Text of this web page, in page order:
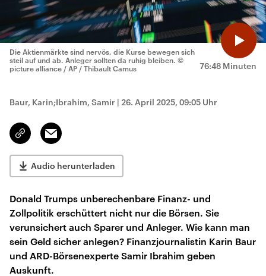
76:48 Minuten
Die Aktienmärkte sind nervös, die Kurse bewegen sich
steil auf und ab. Anleger sollten da ruhig bleiben. ©
picture alliance / AP / Thibault Camus
Baur, Karin;Ibrahim, Samir | 26. April 2025, 09:05 Uhr
Link
kopieren/teilen
Email
Audio herunterladen
Donald Trumps unberechenbare Finanz- und
Zollpolitik erschüttert nicht nur die Börsen. Sie
verunsichert auch Sparer und Anleger. Wie kann man
sein Geld sicher anlegen? Finanzjournalistin Karin Baur
und ARD-Börsenexperte Samir Ibrahim geben
Auskunft.